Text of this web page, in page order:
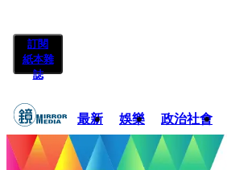
訂閱
紙本雜
誌
最新 娛樂 政治社會